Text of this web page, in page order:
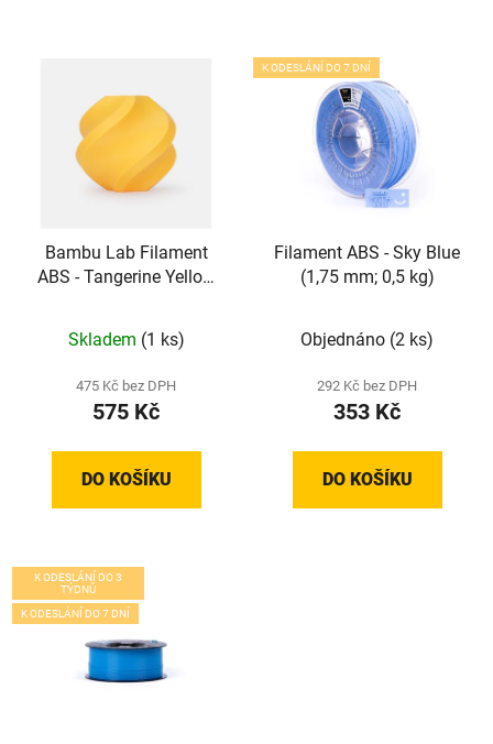
Bambu Lab Filament
ABS - Tangerine Yellow
Skladem (1 ks)
475 Kč bez DPH
575 Kč
DO KOŠÍKU
K ODESLÁNÍ DO 7 DNÍ
Filament ABS - Sky Blue
(1,75 mm; 0,5 kg)
Objednáno (2 ks)
292 Kč bez DPH
353 Kč
DO KOŠÍKU
K ODESLÁNÍ DO 3
TÝDNŮ
K ODESLÁNÍ DO 7 DNÍ